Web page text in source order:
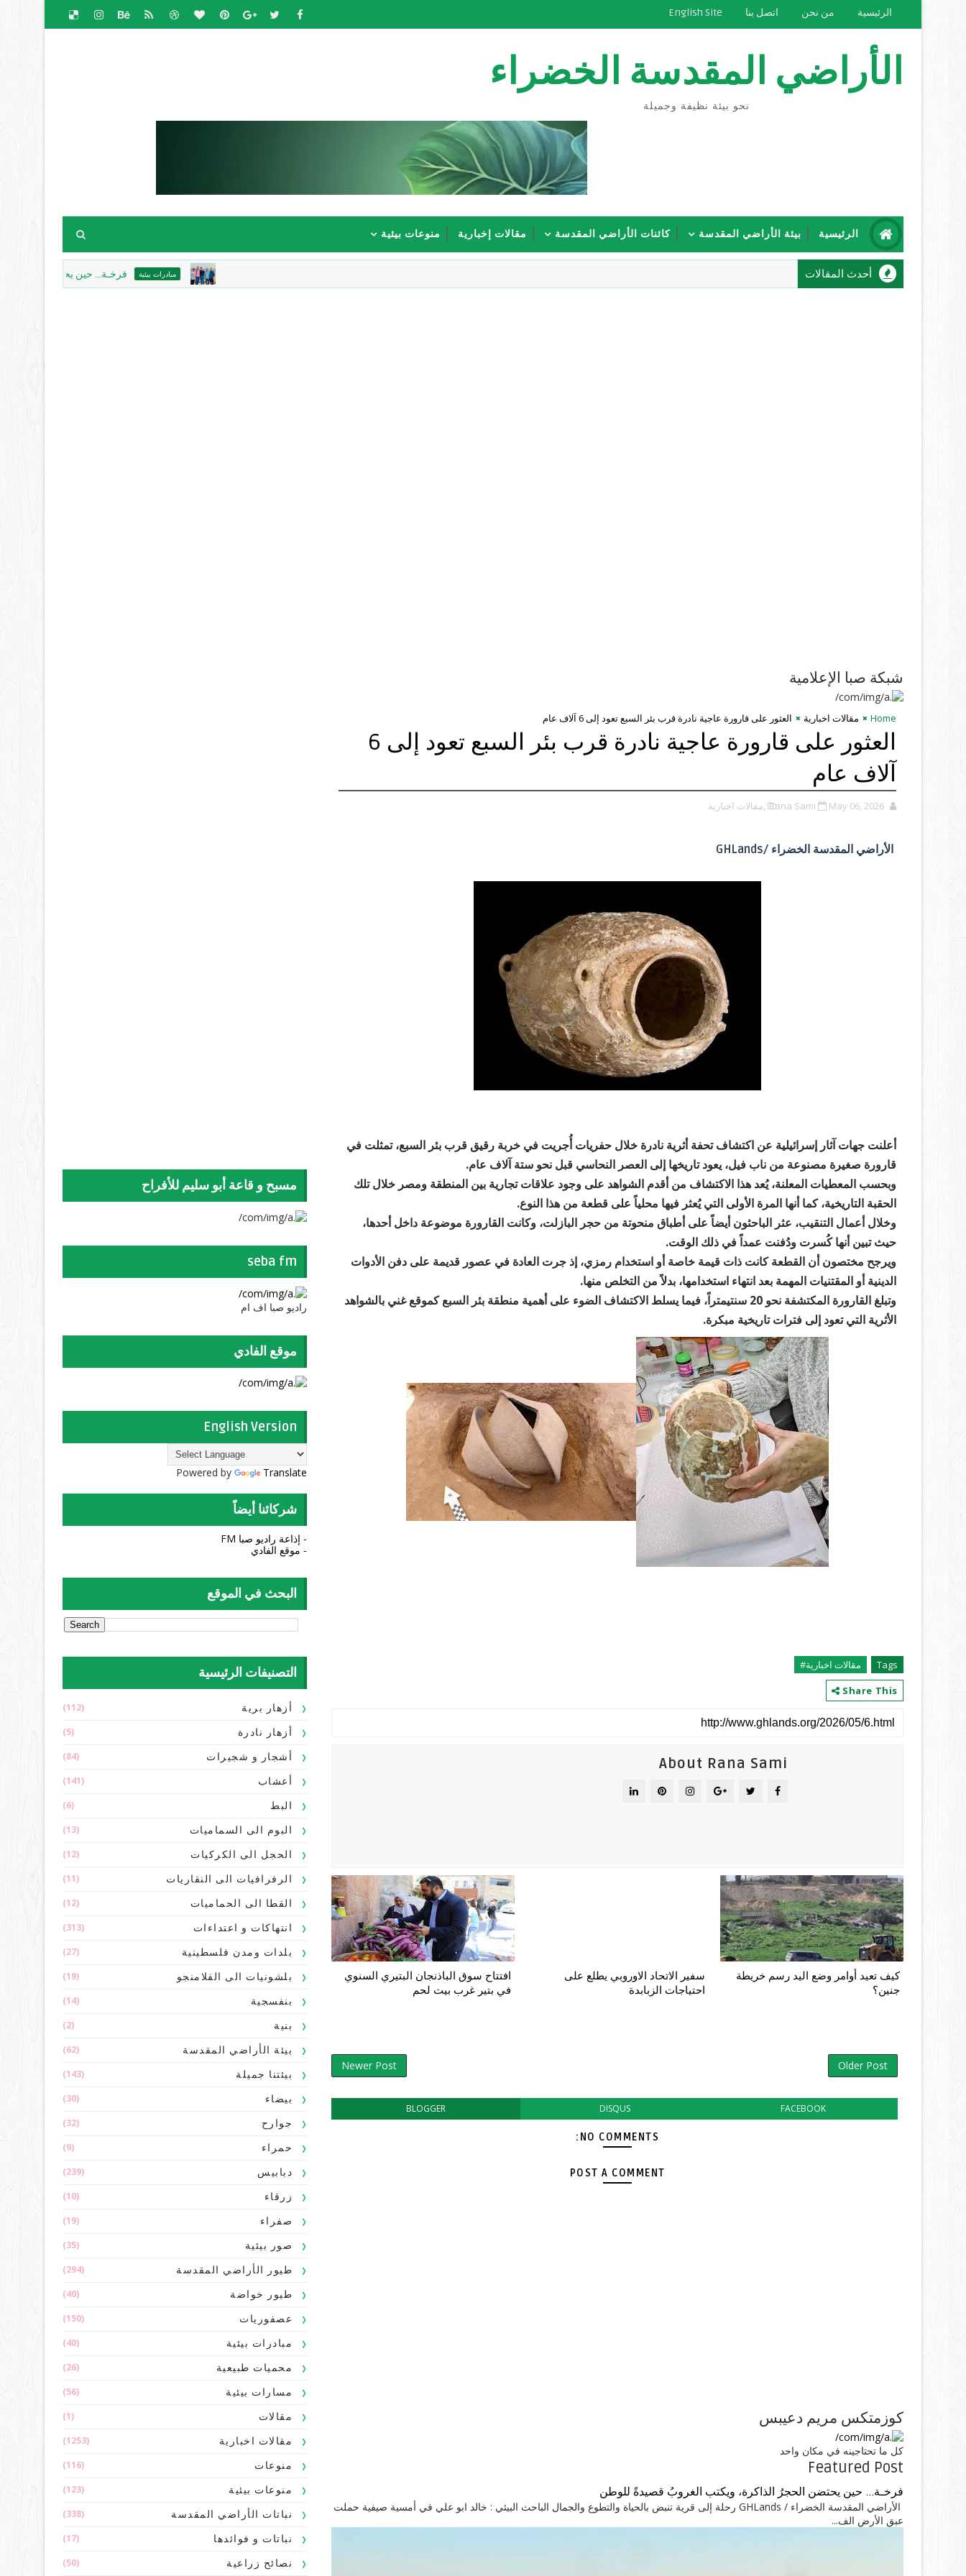
الرئيسية من نحن اتصل بنا English Site
الأراضي المقدسة الخضراء
نحو بيئة نظيفة وجميلة
الرئيسية بيئة الأراضي المقدسة كائنات الأراضي المقدسة مقالات إخبارية منوعات بيئية
أحدث المقالات مبادرات بيئية فرخـة... حين يحتضن الحجرُ الذاكرة،
شبكة صبا الإعلامية
Home مقالات اخبارية العثور على قارورة عاجية نادرة قرب بئر السبع تعود إلى 6 آلاف عام
العثور على قارورة عاجية نادرة قرب بئر السبع تعود إلى 6
آلاف عام
Rana Sami May 06, 2026 ,مقالات اخبارية
الأراضي المقدسة الخضراء /GHLands
أعلنت جهات آثار إسرائيلية عن اكتشاف تحفة أثرية نادرة خلال حفريات أُجريت في خربة رقيق قرب بئر السبع، تمثلت في
قارورة صغيرة مصنوعة من ناب فيل، يعود تاريخها إلى العصر النحاسي قبل نحو ستة آلاف عام.
وبحسب المعطيات المعلنة، يُعد هذا الاكتشاف من أقدم الشواهد على وجود علاقات تجارية بين المنطقة ومصر خلال تلك
الحقبة التاريخية، كما أنها المرة الأولى التي يُعثر فيها محلياً على قطعة من هذا النوع.
وخلال أعمال التنقيب، عثر الباحثون أيضاً على أطباق منحوتة من حجر البازلت، وكانت القارورة موضوعة داخل أحدها،
حيث تبين أنها كُسرت ودُفنت عمداً في ذلك الوقت.
ويرجح مختصون أن القطعة كانت ذات قيمة خاصة أو استخدام رمزي، إذ جرت العادة في عصور قديمة على دفن الأدوات
الدينية أو المقتنيات المهمة بعد انتهاء استخدامها، بدلاً من التخلص منها.
وتبلغ القارورة المكتشفة نحو 20 سنتيمتراً، فيما يسلط الاكتشاف الضوء على أهمية منطقة بئر السبع كموقع غني بالشواهد
الأثرية التي تعود إلى فترات تاريخية مبكرة.
Tags
مقالات اخبارية#
Share This
About Rana Sami
افتتاح سوق الباذنجان البتيري السنوي
في بتير غرب بيت لحم
سفير الاتحاد الاوروبي يطلع على
احتياجات الزبابدة
كيف تعيد أوامر وضع اليد رسم خريطة
جنين؟
Newer Post Older Post
BLOGGER DISQUS FACEBOOK
NO COMMENTS:
POST A COMMENT
كوزمتكس مريم دعيبس
كل ما تحتاجينه في مكان واحد
Featured Post
فرخـة... حين يحتضن الحجرُ الذاكرة، ويكتب الغروبُ قصيدةً للوطن
الأراضي المقدسة الخضراء / GHLands رحلة إلى قرية تنبض بالحياة والتطوع والجمال الباحث البيئي : خالد ابو علي في أمسية صيفية حملت
عبق الأرض الف...
مسبح و قاعة أبو سليم للأفراح
seba fm
راديو صبا اف ام
موقع الفادي
English Version
Powered by Translate
شركائنا أيضاً
- إذاعة راديو صبا FM
- موقع الفادي
البحث في الموقع
التصنيفات الرئيسية
أزهار برية (112)
أزهار نادرة (5)
أشجار و شجيرات (84)
أعشاب (141)
البط (6)
البوم الى السماميات (13)
الحجل الى الكركيات (12)
الرفرافيات الى النقاريات (11)
القطا الى الحماميات (12)
انتهاكات و اعتداءات (313)
بلدات ومدن فلسطينية (27)
بلشونيات الى الفلامنجو (19)
بنفسجية (14)
بنية (2)
بيئة الأراضي المقدسة (62)
بيئتنا جميلة (143)
بيضاء (30)
جوارح (32)
حمراء (9)
دبابيس (239)
زرقاء (10)
صفراء (19)
صور بيئية (35)
طيور الأراضي المقدسة (294)
طيور خواضة (40)
عصفوريات (150)
مبادرات بيئية (40)
محميات طبيعية (26)
مسارات بيئية (56)
مقالات (1)
مقالات اخبارية (1253)
منوعات (116)
منوعات بيئية (123)
نباتات الأراضي المقدسة (338)
نباتات و فوائدها (17)
نصائح زراعية (50)